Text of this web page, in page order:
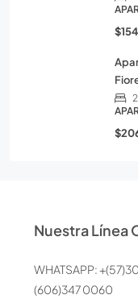
Nuestra Línea
WHATSAPP:
(606)347 0060